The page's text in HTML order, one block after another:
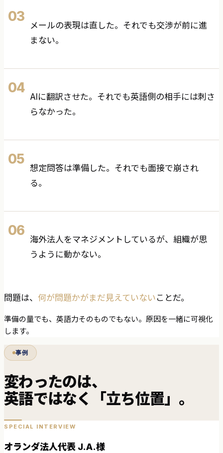
03
メールの表現は直した。それでも交渉が前に進
まない。
04
AIに翻訳させた。それでも英語側の相手には刺さ
らなかった。
05
想定問答は準備した。それでも面接で崩され
る。
06
海外法人をマネジメントしているが、組織が思
うように動かない。
問題は、 何が問題かがまだ見えていない ことだ。
準備の量でも、英語力そのものでもない。原因を一緒に可視化
します。
事例
変わったのは、
英語ではなく「立ち位置」。
SPECIAL INTERVIEW
オランダ法人代表 J.A.様